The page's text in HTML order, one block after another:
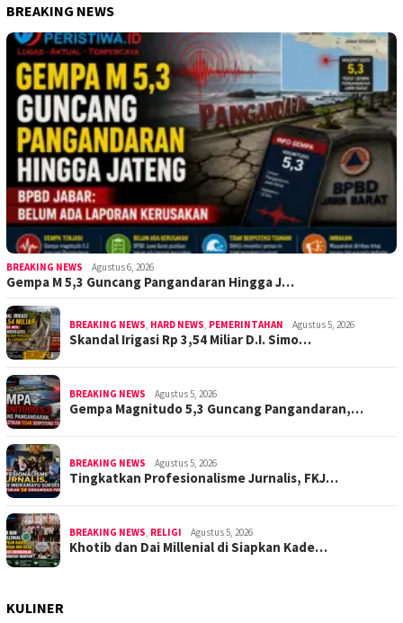
BREAKING NEWS
BREAKING NEWS Agustus 6, 2026
Gempa M 5,3 Guncang Pangandaran Hingga J…
BREAKING NEWS HARD NEWS PEMERINTAHAN Agustus 5, 2026
Skandal Irigasi Rp 3,54 Miliar D.I. Simo…
BREAKING NEWS Agustus 5, 2026
Gempa Magnitudo 5,3 Guncang Pangandaran,…
BREAKING NEWS Agustus 5, 2026
Tingkatkan Profesionalisme Jurnalis, FKJ…
BREAKING NEWS RELIGI Agustus 5, 2026
Khotib dan Dai Millenial di Siapkan Kade…
KULINER